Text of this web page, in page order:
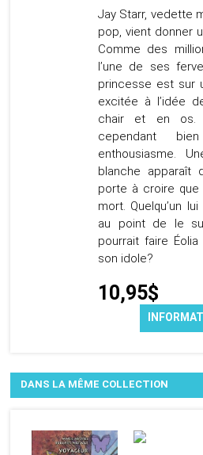
Jay Starr, vedette
pop, vient donner
Comme des
l’une de ses
princesse est sur
excitée à l’idée
chair et en os.
cependant
enthousiasme.
blanche
porte à croire
mort. Quelqu’un
au point de le
pourrait faire
son idole?
10,95$
DANS LA MÊME COLLECTION